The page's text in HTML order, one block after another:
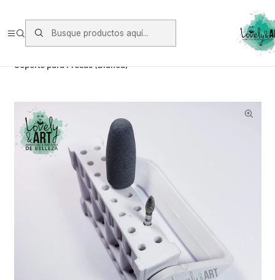
https://www.starken.cl/
Soporte para Fresas (Blanca)